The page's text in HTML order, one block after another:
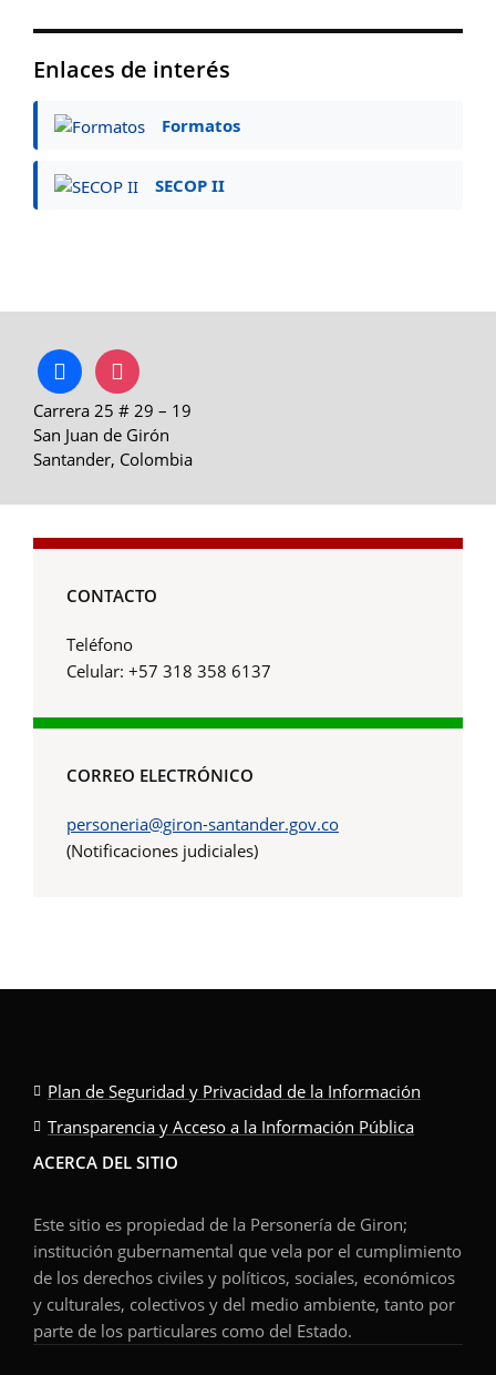
Enlaces de interés
Formatos
SECOP II
facebookinstagram
Carrera 25 # 29 – 19
San Juan de Girón
Santander, Colombia
CONTACTO
Teléfono
Celular: +57 318 358 6137
CORREO ELECTRÓNICO
personeria@giron-santander.gov.co
(Notificaciones judiciales)
Plan de Seguridad y Privacidad de la Información
Transparencia y Acceso a la Información Pública
ACERCA DEL SITIO
Este sitio es propiedad de la Personería de Giron;
institución gubernamental que vela por el cumplimiento
de los derechos civiles y políticos, sociales, económicos
y culturales, colectivos y del medio ambiente, tanto por
parte de los particulares como del Estado.